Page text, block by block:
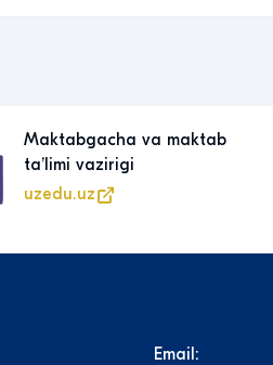
Maktabgacha va maktab
taʼlimi vazirigi
uzedu.uz
Email: